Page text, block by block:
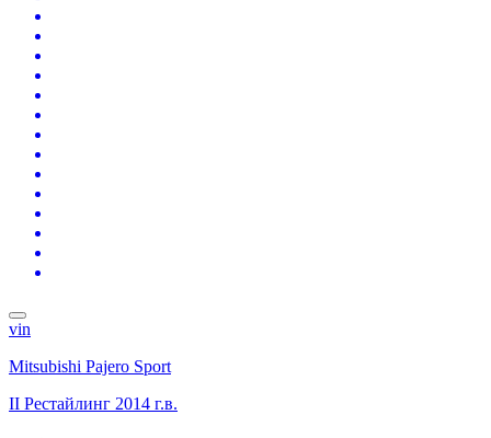
vin
Mitsubishi Pajero Sport
II Рестайлинг 2014 г.в.